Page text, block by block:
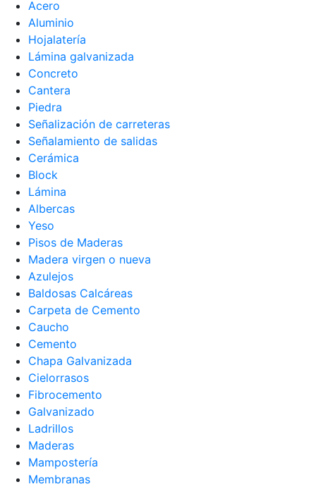
Acero
Aluminio
Hojalatería
Lámina galvanizada
Concreto
Cantera
Piedra
Señalización de carreteras
Señalamiento de salidas
Cerámica
Block
Lámina
Albercas
Yeso
Pisos de Maderas
Madera virgen o nueva
Azulejos
Baldosas Calcáreas
Carpeta de Cemento
Caucho
Cemento
Chapa Galvanizada
Cielorrasos
Fibrocemento
Galvanizado
Ladrillos
Maderas
Mampostería
Membranas